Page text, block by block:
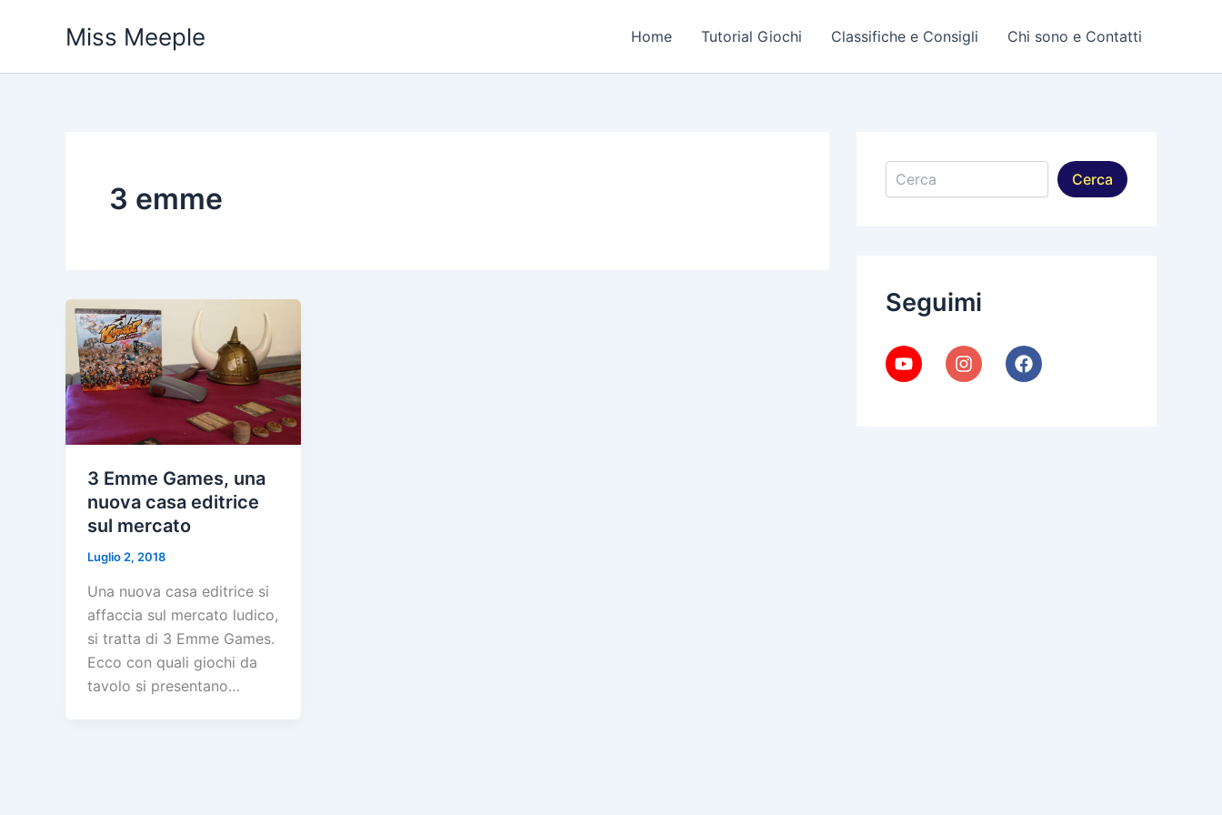
Miss Meeple Home Tutorial Giochi Classifiche e Consigli Chi sono e Contatti
3 emme
3 Emme Games, una
nuova casa editrice
sul mercato
Luglio 2, 2018
Una nuova casa editrice si
affaccia sul mercato ludico,
si tratta di 3 Emme Games.
Ecco con quali giochi da
tavolo si presentano…
Cerca
Cerca
Seguimi